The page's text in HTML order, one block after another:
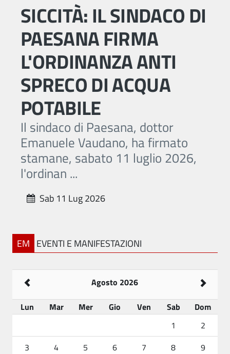
SICCITÀ: IL SINDACO DI
PAESANA FIRMA
L'ORDINANZA ANTI
SPRECO DI ACQUA
POTABILE
Il sindaco di Paesana, dottor
Emanuele Vaudano, ha firmato
stamane, sabato 11 luglio 2026,
l'ordinan ...
Sab 11 Lug 2026
EM EVENTI E MANIFESTAZIONI
Agosto 2026
Lun
Mar Mer Gio Ven Sab
Dom
1
2
3
4 5 6 7 8
9